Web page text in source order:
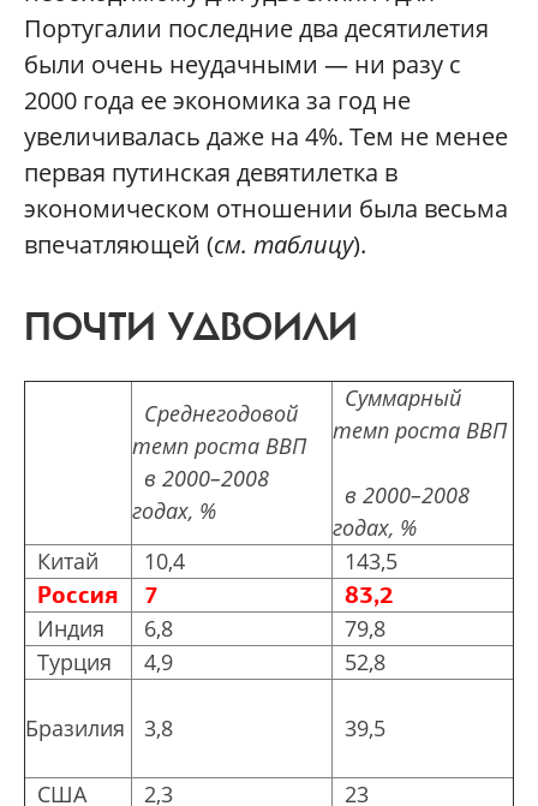
Португалии последние два десятилетия
были очень неудачными — ни разу с
2000 года ее экономика за год не
увеличивалась даже на 4%. Тем не менее
первая путинская девятилетка в
экономическом отношении была весьма
впечатляющей (см. таблицу).
ПОЧТИ УДВОИЛИ
Среднегодовой
темп роста ВВП
в 2000–2008
годах, %
Суммарный
темп роста ВВП
в 2000–2008
годах, %
Китай
10,4 143,5
Россия 7 83,2
Индия 6,8
79,8
Турция
4,9 52,8
Бразилия 3,8 39,5
США 2,3 23